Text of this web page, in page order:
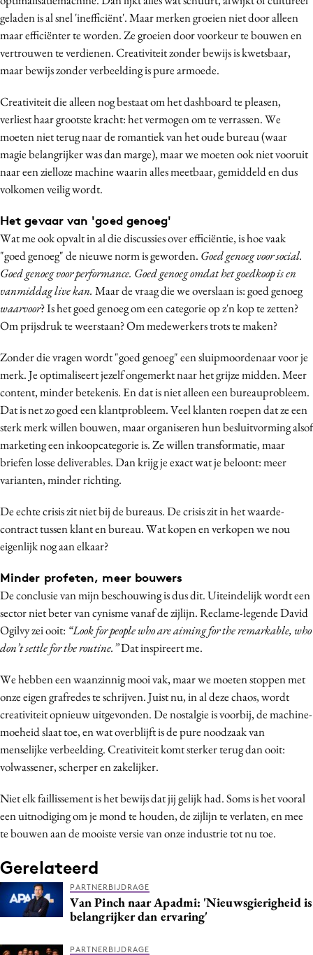
geladen is al snel 'inefficiënt'. Maar merken groeien niet door alleen
maar efficiënter te worden. Ze groeien door voorkeur te bouwen en
vertrouwen te verdienen. Creativiteit zonder bewijs is kwetsbaar,
maar bewijs zonder verbeelding is pure armoede.
Creativiteit die alleen nog bestaat om het dashboard te pleasen,
verliest haar grootste kracht: het vermogen om te verrassen. We
moeten niet terug naar de romantiek van het oude bureau (waar
magie belangrijker was dan marge), maar we moeten ook niet vooruit
naar een zielloze machine waarin alles meetbaar, gemiddeld en dus
volkomen veilig wordt.
Het gevaar van 'goed genoeg'
Wat me ook opvalt in al die discussies over efficiëntie, is hoe vaak
"goed genoeg" de nieuwe norm is geworden. Goed genoeg voor social.
Goed genoeg voor performance. Goed genoeg omdat het goedkoop is en
vanmiddag live kan. Maar de vraag die we overslaan is: goed genoeg
waarvoor? Is het goed genoeg om een categorie op z'n kop te zetten?
Om prijsdruk te weerstaan? Om medewerkers trots te maken?
Zonder die vragen wordt "goed genoeg" een sluipmoordenaar voor je
merk. Je optimaliseert jezelf ongemerkt naar het grijze midden. Meer
content, minder betekenis. En dat is niet alleen een bureauprobleem.
Dat is net zo goed een klantprobleem. Veel klanten roepen dat ze een
sterk merk willen bouwen, maar organiseren hun besluitvorming alsof
marketing een inkoopcategorie is. Ze willen transformatie, maar
briefen losse deliverables. Dan krijg je exact wat je beloont: meer
varianten, minder richting.
De echte crisis zit niet bij de bureaus. De crisis zit in het waarde-
contract tussen klant en bureau. Wat kopen en verkopen we nou
eigenlijk nog aan elkaar?
Minder profeten, meer bouwers
De conclusie van mijn beschouwing is dus dit. Uiteindelijk wordt een
sector niet beter van cynisme vanaf de zijlijn. Reclame-legende David
Ogilvy zei ooit: “Look for people who are aiming for the remarkable, who
don’t settle for the routine.”Dat inspireert me.
We hebben een waanzinnig mooi vak, maar we moeten stoppen met
onze eigen grafredes te schrijven. Juist nu, in al deze chaos, wordt
creativiteit opnieuw uitgevonden. De nostalgie is voorbij, de machine-
moeheid slaat toe, en wat overblijft is de pure noodzaak van
menselijke verbeelding. Creativiteit komt sterker terug dan ooit:
volwassener, scherper en zakelijker.
Niet elk faillissement is het bewijs dat jij gelijk had. Soms is het vooral
een uitnodiging om je mond te houden, de zijlijn te verlaten, en mee
te bouwen aan de mooiste versie van onze industrie tot nu toe.
Gerelateerd
PARTNERBIJDRAGE
Van Pinch naar Apadmi: 'Nieuwsgierigheid is
belangrijker dan ervaring'
PARTNERBIJDRAGE